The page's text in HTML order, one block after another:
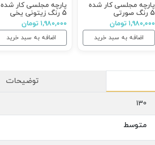
پارچه مجلسی کار شده
5 رنگ صورتی
۱,۹۸۰,۰۰۰ تومان
اضافه به سبد خرید
پارچه مجلسی کار شده
5 رنگ زیتونی یخی
۱,۹۸۰,۰۰۰ تومان
اضافه به سبد خرید
توضیحات
130
متوسط